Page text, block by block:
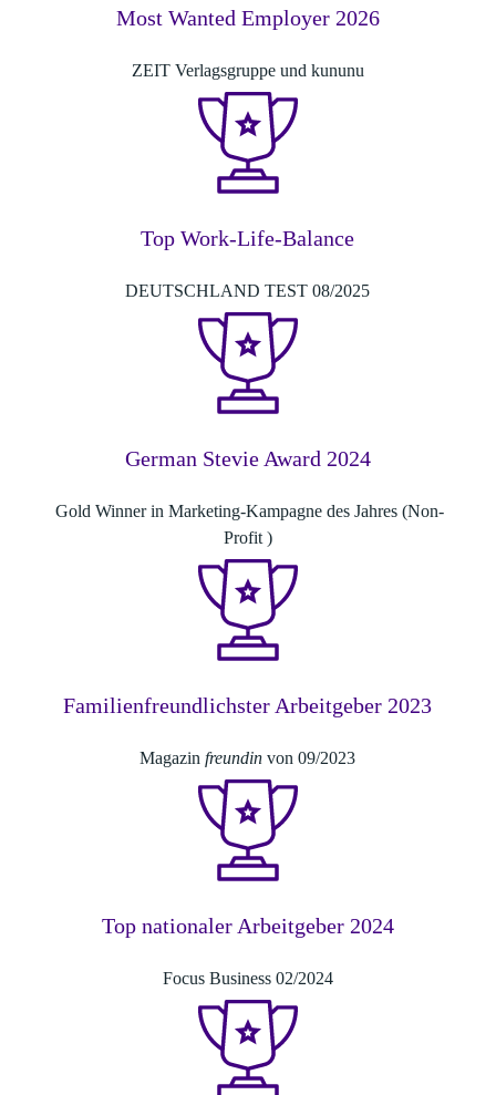
Most Wanted Employer 2026
ZEIT Verlagsgruppe und kununu
Top Work-Life-Balance
DEUTSCHLAND TEST 08/2025
German Stevie Award 2024
Gold Winner in Marketing-Kampagne des Jahres (Non-
Profit )
Familienfreundlichster Arbeitgeber 2023
Magazin freundinvon 09/2023
Top nationaler Arbeitgeber 2024
Focus Business 02/2024